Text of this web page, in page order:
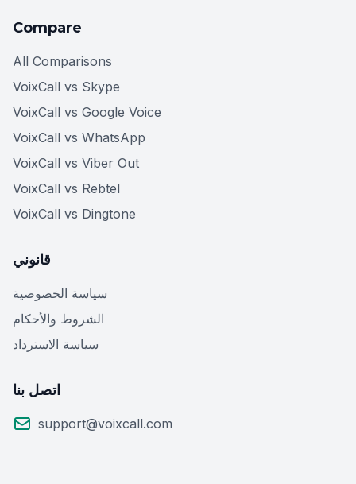
Compare
All Comparisons
VoixCall vs Skype
VoixCall vs Google Voice
VoixCall vs WhatsApp
VoixCall vs Viber Out
VoixCall vs Rebtel
VoixCall vs Dingtone
قانوني
سياسة الخصوصية
الشروط والأحكام
سياسة الاسترداد
اتصل بنا
support@voixcall.com